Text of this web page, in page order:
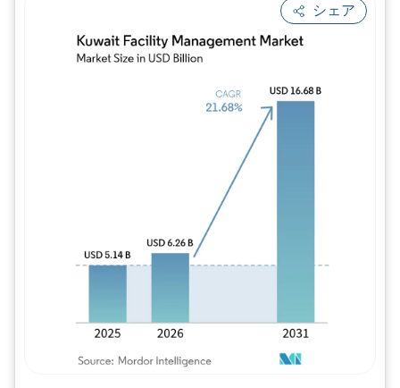
シェア
画像 © Mordor Intelligence。再利用には